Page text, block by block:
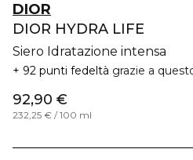
DIOR
DIOR HYDRA LIFE
Siero Idratazione intensa
92 punti fedeltà grazie a
92,90 €
232,25 € / 100 ml